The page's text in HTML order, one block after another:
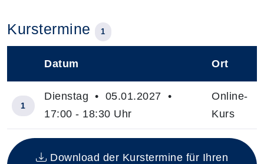
Kurstermine 1
Insgesamt gibt es 1 Termine zum diesen Kurs
Datum Ort
1
Dienstag • 05.01.2027 •
17:00 - 18:30 Uhr
Online-
Kurs
Download der Kurstermine für Ihren